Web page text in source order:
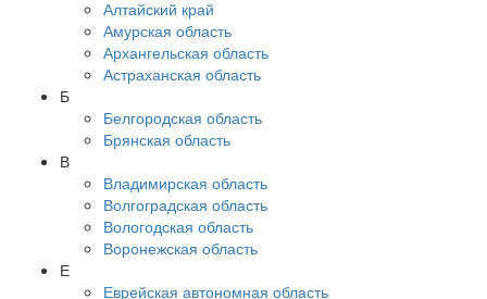
Алтайский край
Амурская область
Архангельская область
Астраханская область
Б
Белгородская область
Брянская область
В
Владимирская область
Волгоградская область
Вологодская область
Воронежская область
Е
Еврейская автономная область